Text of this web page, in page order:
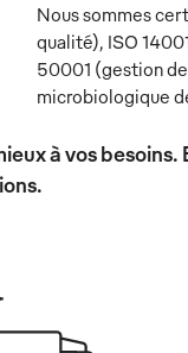
Nous sommes
qualité), ISO
50001 (gestion
microbiologique
à vos